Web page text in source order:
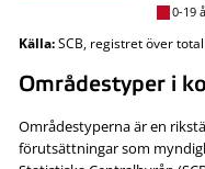
0-19
Källa:SCB, registret över
Områdestyper i
Områdestyperna är en
förutsättningar som